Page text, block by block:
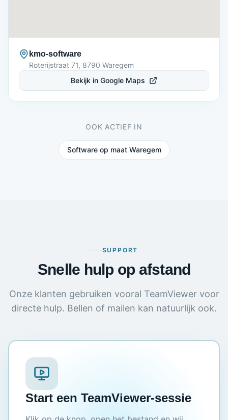
kmo-software
Roterijstraat 71, 8790 Waregem
Bekijk in Google Maps
OOK ACTIEF IN
Software op maat Waregem
SUPPORT
Snelle hulp op afstand
Onze klanten gebruiken vooral TeamViewer voor
directe hulp. Bellen of mailen kan natuurlijk ook.
Start een TeamViewer-sessie